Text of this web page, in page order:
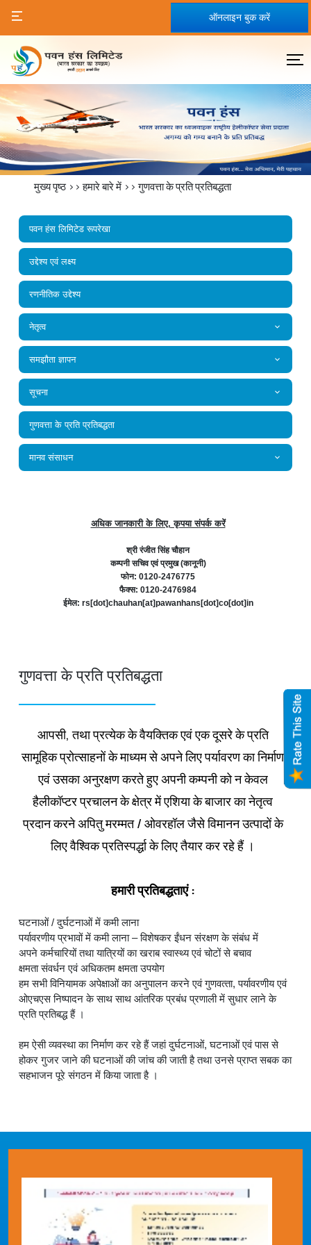
ऑनलाइन बुक करें
मुख्य पृष्ठ >>हमारे बारे में >>गुणवत्ता के प्रति प्रतिबद्धता
पवन हंस लिमिटेड रूपरेखा
उद्देश्य एवं लक्ष्य
रणनीतिक उद्देश्य
नेतृत्व
समझौता ज्ञापन
सूचना
गुणवत्ता के प्रति प्रतिबद्धता
मानव संसाधन
अधिक जानकारी के लिए, कृपया संपर्क करें
श्री रंजीत सिंह चौहान
कम्‍पनी सचिव एवं प्रमुख (कानूनी)
फोन: 0120-2476775
फैक्स: 0120-2476984
ईमेल: rs[dot]chauhan[at]pawanhans[dot]co[dot]in
गुणवत्ता के प्रति प्रतिबद्धता
आपसी, तथा प्रत्‍येक के वैयक्तिक एवं एक दूसरे के प्रति
सामूहिक प्रोत्‍साहनों के माध्‍यम से अपने लिए पर्यावरण का निर्माण
एवं उसका अनुरक्षण करते हुए अपनी कम्‍पनी को न केवल
हैलीकॉप्‍टर प्रचालन के क्षेत्र में एशिया के बाजार का नेतृत्‍व
प्रदान करने अपितु मरम्‍मत / ओवरहॉल जैसे विमानन उत्‍पादों के
लिए वैश्विक प्रतिस्‍पर्द्धा के लिए तैयार कर रहे हैं ।
हमारी प्रतिबद्धताएं :
घटनाओं / दुर्घटनाओं में कमी लाना
पर्यावरणीय प्रभावों में कमी लाना – विशेषकर ईंधन संरक्षण के संबंध में
अपने कर्मचारियों तथा यात्रियों का खराब स्‍वास्‍थ्‍य एवं चोटों से बचाव
क्षमता संवर्धन एवं अधिकतम क्षमता उपयोग
हम सभी विनियामक अपेक्षाओं का अनुपालन करने एवं गुणवत्‍ता, पर्यावरणीय एवं
ओएचएस निष्‍पादन के साथ साथ आंतरिक प्रबंध प्रणाली में सुधार लाने के
प्रति प्रतिबद्ध हैं ।
हम ऐसी व्‍यवस्‍था का निर्माण कर रहे हैं जहां दुर्घटनाओं, घटनाओं एवं पास से
होकर गुजर जाने की घटनाओं की जांच की जाती है तथा उनसे प्राप्‍त सबक का
सहभाजन पूरे संगठन में किया जाता है ।